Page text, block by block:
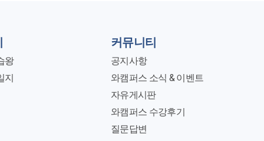
왕
지
커뮤니티
공지사항
와캠퍼스 소식 & 이벤트
자유게시판
와캠퍼스 수강후기
질문답변